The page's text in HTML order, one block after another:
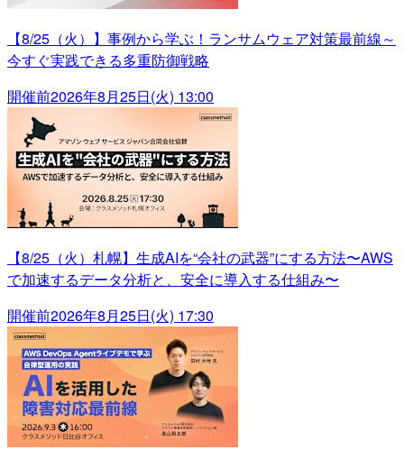
【8/25（火）】事例から学ぶ！ランサムウェア対策最前線～
今すぐ実践できる多重防御戦略
開催前2026年8月25日(火) 13:00
【8/25（火）札幌】生成AIを“会社の武器”にする方法〜AWS
で加速するデータ分析と、安全に導入する仕組み〜
開催前2026年8月25日(火) 17:30